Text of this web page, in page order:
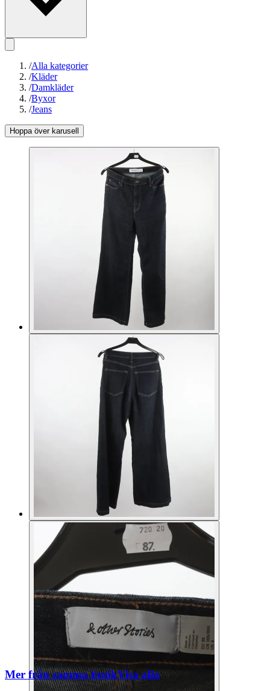
/Alla kategorier
/Kläder
/Damkläder
/Byxor
/Jeans
Hoppa över karusell
Mer från samma butikVisa alla